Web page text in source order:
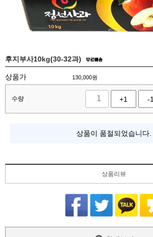
후지부사10kg(30-32과)
상품가 130,000원
수량 +1 -1
상품이 품절되었습니다.
상품리뷰